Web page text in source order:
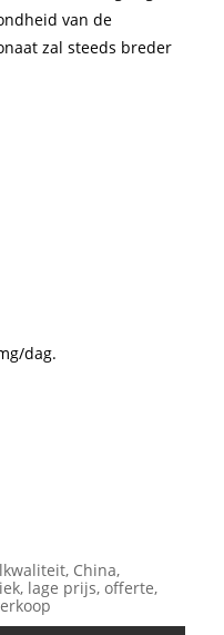
van de
zal steeds breder
dag.
China,
lage prijs, offerte,